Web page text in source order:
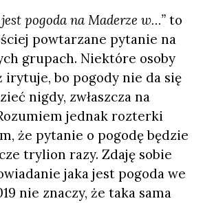
pogoda na Maderze w…”to
powtarzane pytanie na
grupach. Niektóre osoby
bo pogody nie da się
nigdy, zwłaszcza na
jednak rozterki
że pytanie o pogodę będzie
trylion razy. Zdaję sobie
jaka jest pogoda we
nie znaczy, że taka sama